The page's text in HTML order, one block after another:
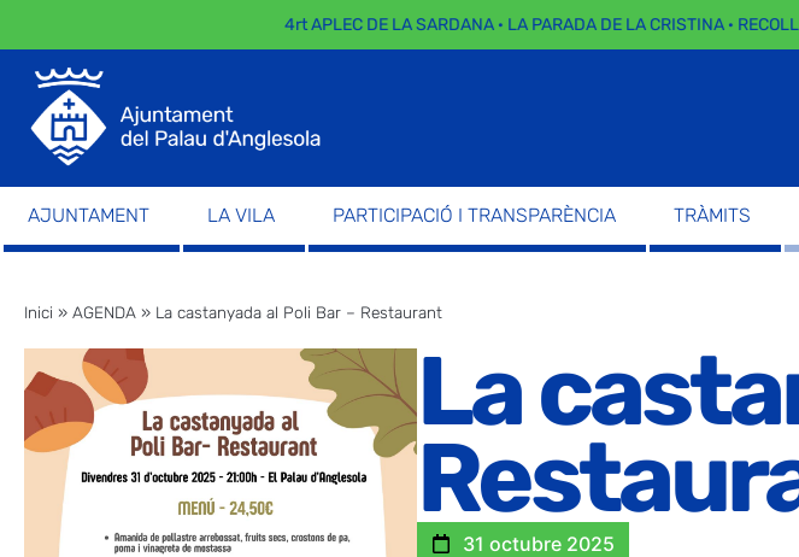
4rt APLEC DE LA SARDANA · LA PARADA DE LA CRISTINA ·
AJUNTAMENT LA VILA PARTICIPACIÓ I TRANSPARÈNCIA TRÀMITS
Inici » AGENDA » La castanyada al Poli Bar – Restaurant
La
31 octubre 2025